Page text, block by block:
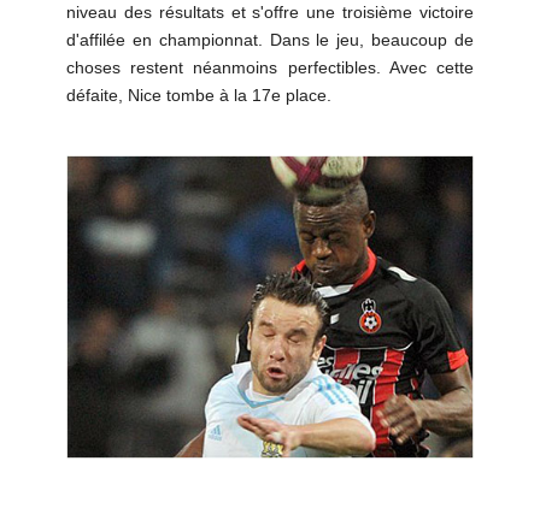
niveau des résultats et s'offre une troisième victoire
d'affilée en championnat. Dans le jeu, beaucoup de
choses restent néanmoins perfectibles. Avec cette
défaite, Nice tombe à la 17e place.